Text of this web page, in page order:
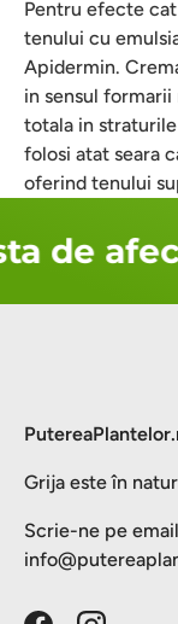
Pentru efecte
tenului cu
Apidermin.
in sensul
totala in
folosi atat seara
oferind tenului
de
Grija este în
Scrie-ne pe